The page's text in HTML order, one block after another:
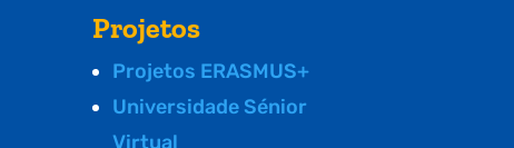
Projetos
Projetos ERASMUS+
Universidade Sénior
Virtual